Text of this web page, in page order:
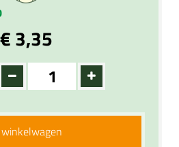
€ 3,35